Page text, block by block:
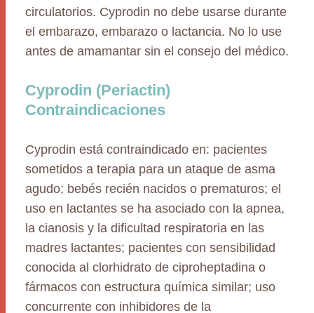
circulatorios. Cyprodin no debe usarse durante
el embarazo, embarazo o lactancia. No lo use
antes de amamantar sin el consejo del médico.
Cyprodin (Periactin)
Contraindicaciones
Cyprodin está contraindicado en: pacientes
sometidos a terapia para un ataque de asma
agudo; bebés recién nacidos o prematuros; el
uso en lactantes se ha asociado con la apnea,
la cianosis y la dificultad respiratoria en las
madres lactantes; pacientes con sensibilidad
conocida al clorhidrato de ciproheptadina o
fármacos con estructura química similar; uso
concurrente con inhibidores de la